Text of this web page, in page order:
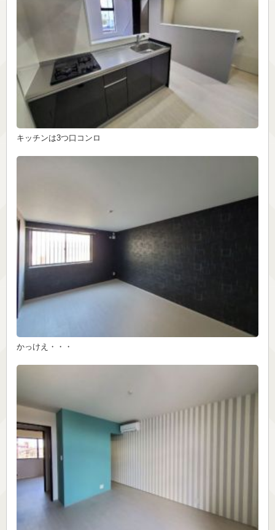
キッチンは3つ口コンロ
かっけえ・・・